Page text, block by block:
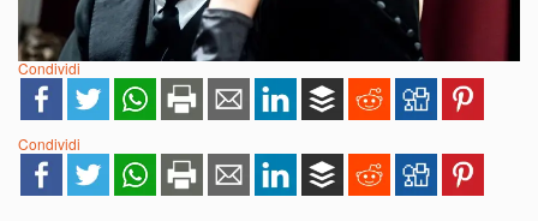
Condividi
Condividi